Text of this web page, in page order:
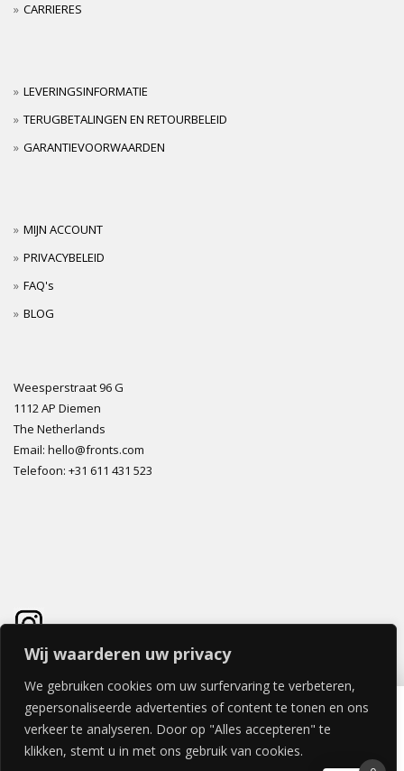
Wij waarderen uw privacy
We gebruiken cookies om uw surfervaring te verbeteren,
gepersonaliseerde advertenties of content te tonen en ons
verkeer te analyseren. Door op "Alles accepteren" te
klikken, stemt u in met ons gebruik van cookies.
CARRIERES
LEVERINGSINFORMATIE
TERUGBETALINGEN EN RETOURBELEID
GARANTIEVOORWAARDEN
MIJN ACCOUNT
PRIVACYBELEID
FAQ's
BLOG
Weesperstraat 96 G
1112 AP Diemen
The Netherlands
Email: hello@fronts.com
Telefoon: +31 611 431 523
PALLA DEUR 40x60cm – LINKS HANGEND (greep aan de onderkant)
€122,21